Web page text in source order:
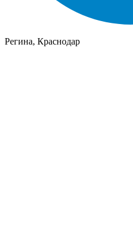
Регина, Краснодар